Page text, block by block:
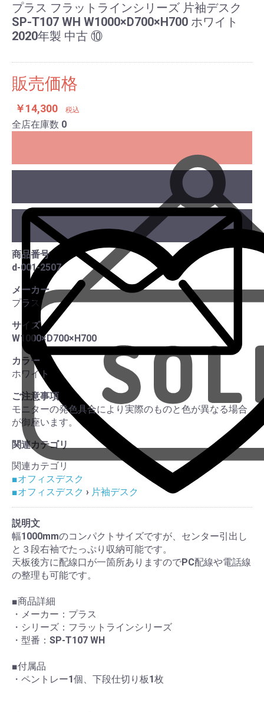
プラス フラットラインシリーズ 片袖デスク
SP-T107 WH W1000×D700×H700 ホワイト
2020年製 中古 ⑩
販売価格
￥14,300 税込
全店在庫数 0
商品番号
d-001-2507
メーカー
プラス
サイズ
W1000×D700×H700
カラー
ホワイト
ご注意事項
モニターの発色具合により実際のものと色が異なる場合
が御座います。
関連カテゴリ
関連カテゴリ
■オフィスデスク
■オフィスデスク › 片袖デスク
説明文
幅1000mmのコンパクトサイズですが、センター引出し
と３段右袖でたっぷり収納可能です。
天板後方に配線口が一箇所ありますのでPC配線や電話線
の整理も可能です。
■商品詳細
・メーカー：プラス
・シリーズ：フラットラインシリーズ
・型番：SP-T107 WH
■付属品
・ペントレー1個、下段仕切り板1枚